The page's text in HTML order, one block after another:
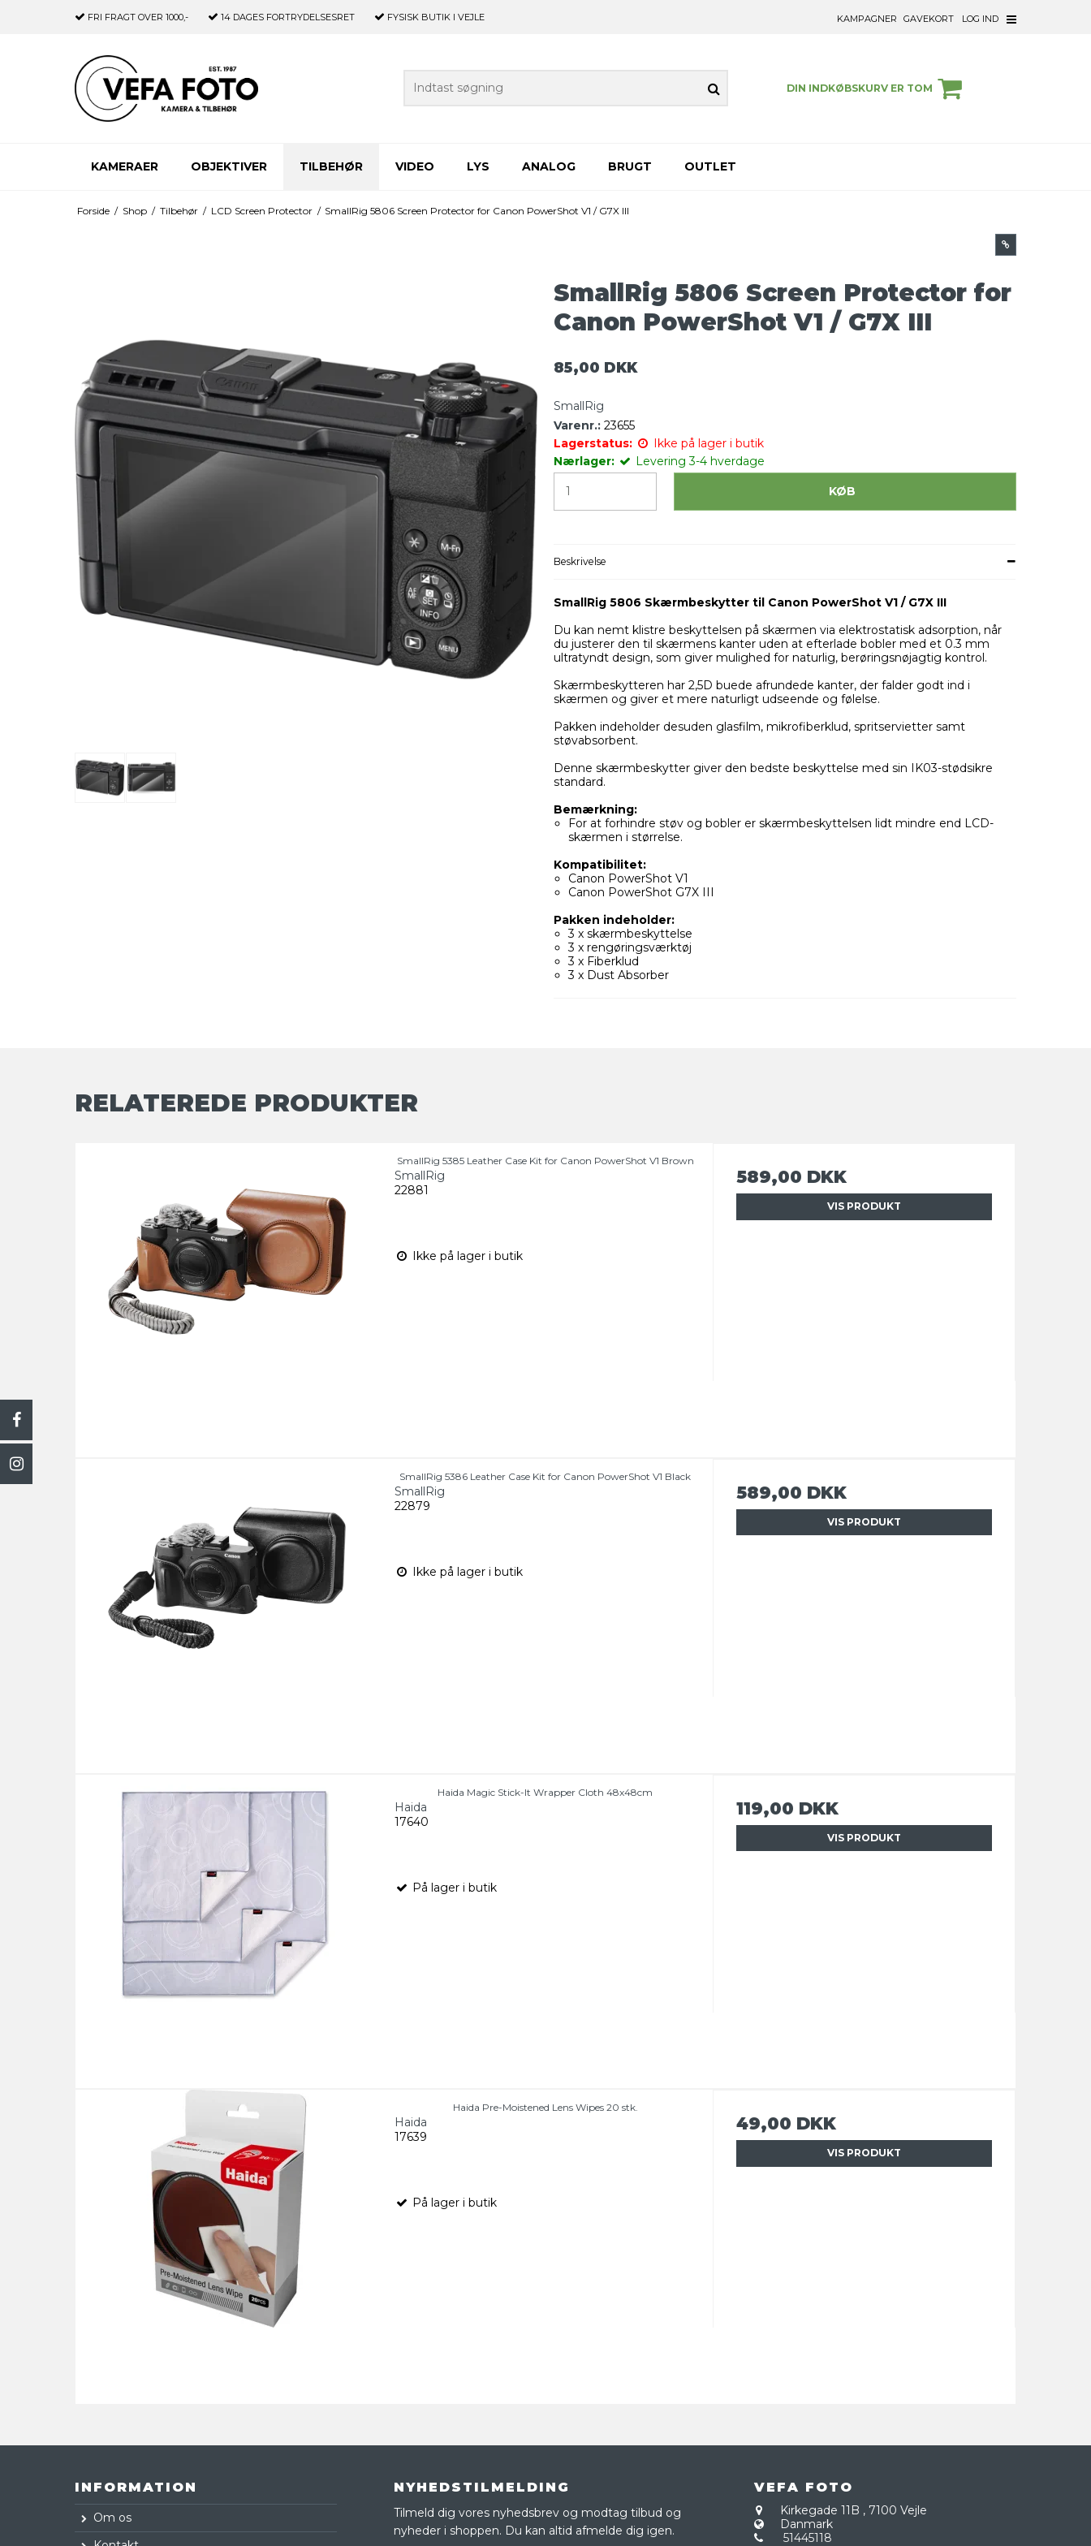
FRI FRAGT OVER 1000,- 14 DAGES FORTRYDELSESRET FYSISK BUTIK I VEJLE KAMPAGNER GAVEKORT LOG IND
DIN INDKØBSKURV ER TOM
KAMERAER OBJEKTIVER TILBEHØR VIDEO LYS ANALOG BRUGT OUTLET
Forside / Shop / Tilbehør / LCD Screen Protector / SmallRig 5806 Screen Protector for Canon PowerShot V1 / G7X III
SmallRig 5806 Screen Protector for
Canon PowerShot V1 / G7X III
85,00 DKK
SmallRig
Varenr.: 23655
Lagerstatus:
Ikke på lager i butik
Nærlager:
Levering 3-4 hverdage
KØB
Beskrivelse
SmallRig 5806 Skærmbeskytter til Canon PowerShot V1 / G7X III
Du kan nemt klistre beskyttelsen på skærmen via elektrostatisk adsorption, når
du justerer den til skærmens kanter uden at efterlade bobler med et 0.3 mm
ultratyndt design, som giver mulighed for naturlig, berøringsnøjagtig kontrol.
Skærmbeskytteren har 2,5D buede afrundede kanter, der falder godt ind i
skærmen og giver et mere naturligt udseende og følelse.
Pakken indeholder desuden glasfilm, mikrofiberklud, spritservietter samt
støvabsorbent.
Denne skærmbeskytter giver den bedste beskyttelse med sin IK03-stødsikre
standard.
Bemærkning:
For at forhindre støv og bobler er skærmbeskyttelsen lidt mindre end LCD-
skærmen i størrelse.
Kompatibilitet:
Canon PowerShot V1
Canon PowerShot G7X III
Pakken indeholder:
3 x skærmbeskyttelse
3 x rengøringsværktøj
3 x Fiberklud
3 x Dust Absorber
RELATEREDE PRODUKTER
SmallRig 5385 Leather Case Kit for Canon PowerShot V1 Brown
SmallRig
22881
Ikke på lager i butik
589,00 DKK
VIS PRODUKT
SmallRig 5386 Leather Case Kit for Canon PowerShot V1 Black
SmallRig
22879
Ikke på lager i butik
589,00 DKK
VIS PRODUKT
Haida Magic Stick-It Wrapper Cloth 48x48cm
Haida
17640
På lager i butik
119,00 DKK
VIS PRODUKT
Haida Pre-Moistened Lens Wipes 20 stk.
Haida
17639
På lager i butik
49,00 DKK
VIS PRODUKT
INFORMATION
Om os
NYHEDSTILMELDING
Tilmeld dig vores nyhedsbrev og modtag tilbud og
nyheder i shoppen. Du kan altid afmelde dig igen.
VEFA FOTO
Kirkegade 11B ,7100 Vejle
Danmark
51445118